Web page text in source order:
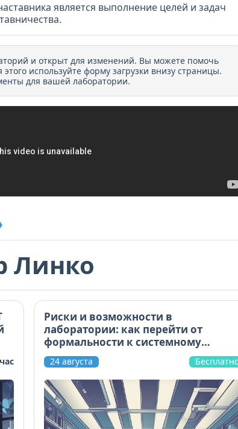
является выполнение целей и задач
и открыт для изменений. Вы можете помочь
используйте форму загрузки внизу страницы.
для вашей лаборатории.
Линко
Риски и возможности в
лаборатории: как перейти от
формальности к системному
управлению
24 августа